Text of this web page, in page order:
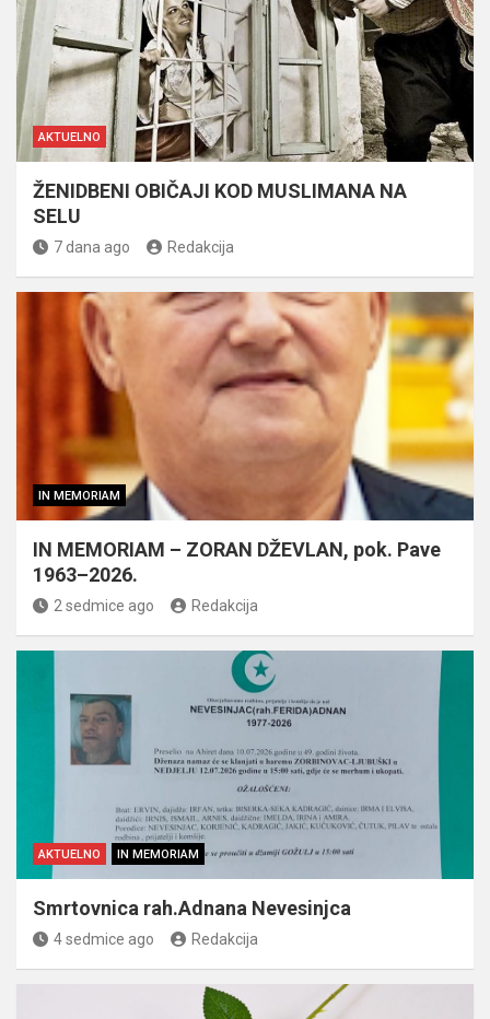
AKTUELNO
ŽENIDBENI OBIČAJI KOD MUSLIMANA NA
SELU
7 dana ago Redakcija
IN MEMORIAM
IN MEMORIAM – ZORAN DŽEVLAN, pok. Pave
1963–2026.
2 sedmice ago Redakcija
AKTUELNO IN MEMORIAM
Smrtovnica rah.Adnana Nevesinjca
4 sedmice ago Redakcija